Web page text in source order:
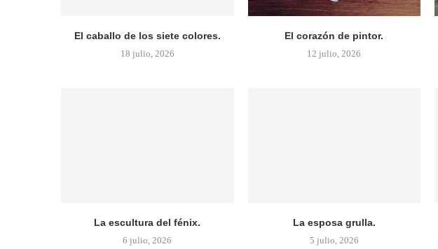
El caballo de los siete colores.
18 julio, 2026
El corazón de pintor.
12 julio, 2026
La escultura del fénix.
6 julio, 2026
La esposa grulla.
5 julio, 2026